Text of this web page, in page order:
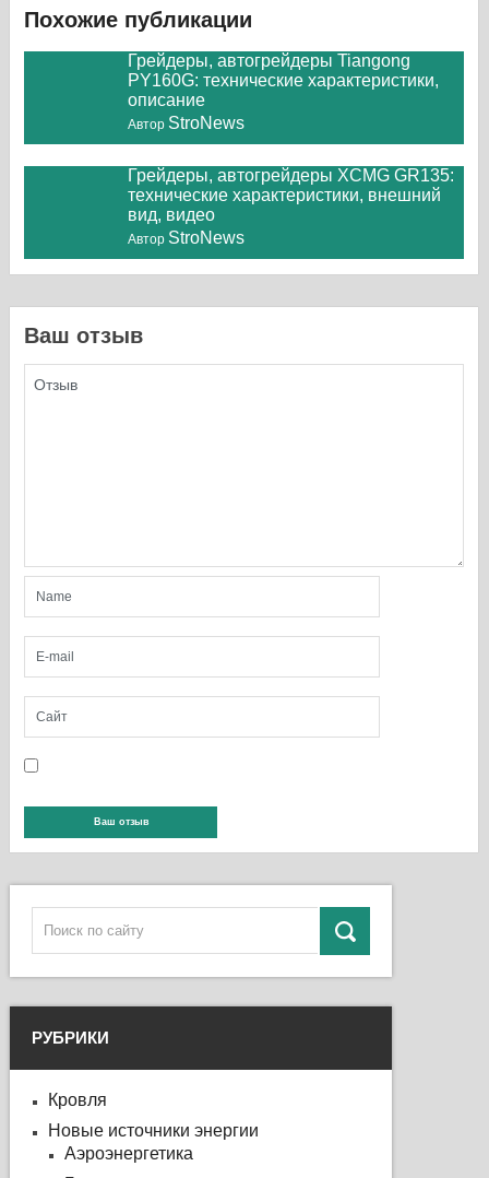
Похожие публикации
Грейдеры, автогрейдеры Tiangong
PY160G: технические характеристики,
описание
Автор StroNews
Грейдеры, автогрейдеры XCMG GR135:
технические характеристики, внешний
вид, видео
Автор StroNews
Ваш отзыв
РУБРИКИ
Кровля
Новые источники энергии
Аэроэнергетика